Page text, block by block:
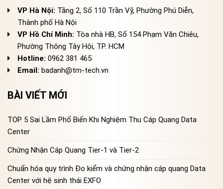
VP Hà Nội: Tầng 2, Số 110 Trần Vỹ, Phường Phú Diễn,
Thành phố Hà Nội
VP Hồ Chí Minh: Tòa nhà HB, Số 154 Phạm Văn Chiêu,
Phường Thông Tây Hội, TP. HCM
Hotline: 0962 381 465
Email: badanh@tm-tech.vn
BÀI VIẾT MỚI
TOP 5 Sai Lầm Phổ Biến Khi Nghiệm Thu Cáp Quang Data
Center
Chứng Nhận Cáp Quang Tier-1 và Tier-2
Chuẩn hóa quy trình Đo kiểm và chứng nhận cáp quang Data
Center với hệ sinh thái EXFO